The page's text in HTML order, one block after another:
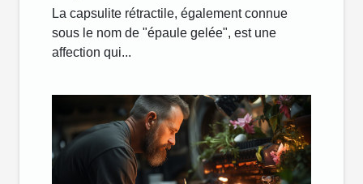
La capsulite rétractile, également connue
sous le nom de "épaule gelée", est une
affection qui...